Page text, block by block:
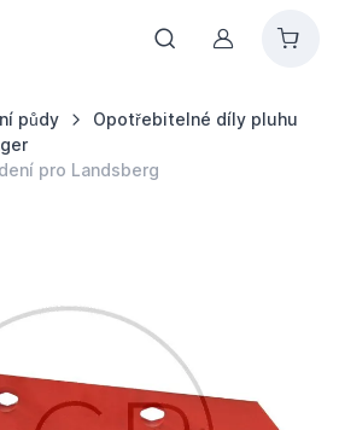
Můj účet
půdy
Opotřebitelné díly pluhu
pro Landsberg